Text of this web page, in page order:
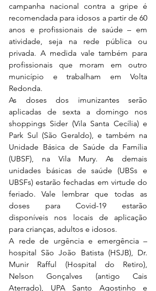
campanha nacional contra a gripe é
recomendada para idosos a partir de 60
anos e profissionais de saúde – em
atividade, seja na rede pública ou
privada. A medida vale também para
profissionais que moram em outro
município e trabalham em Volta
Redonda.
As doses dos imunizantes serão
aplicadas de sexta a domingo nos
shoppings Sider (Vila Santa Cecília) e
Park Sul (São Geraldo), e também na
Unidade Básica de Saúde da Família
(UBSF), na Vila Mury. As demais
unidades básicas de saúde (UBSs e
UBSFs) estarão fechadas em virtude do
feriado. Vale lembrar que todas as
doses para Covid-19 estarão
disponíveis nos locais de aplicação
para crianças, adultos e idosos.
A rede de urgência e emergência –
hospital São João Batista (HSJB), Dr.
Munir Rafful (Hospital do Retiro),
Nelson Gonçalves (antigo Cais
Aterrado), UPA Santo Agostinho e